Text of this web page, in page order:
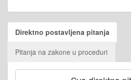
Direktno postavljena pitanja
Pitanja na zakone u proceduri